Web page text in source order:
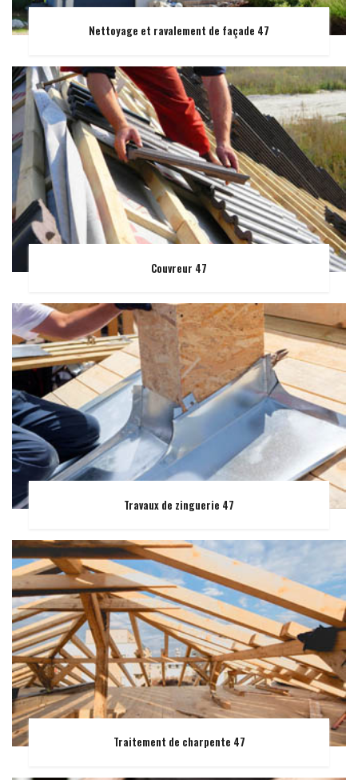
Nettoyage et ravalement de façade 47
Couvreur 47
Travaux de zinguerie 47
Traitement de charpente 47